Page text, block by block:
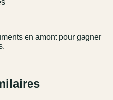
en amont pour gagner